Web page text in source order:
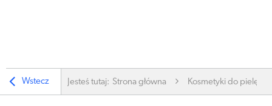
Wstecz Jesteś tutaj: Strona główna Kosmetyki do